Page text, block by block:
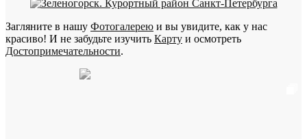
Загляните в нашу Фотогалерею и вы увидите, как у нас
красиво! И не забудьте изучить Карту и осмотреть
Достопримечательности.